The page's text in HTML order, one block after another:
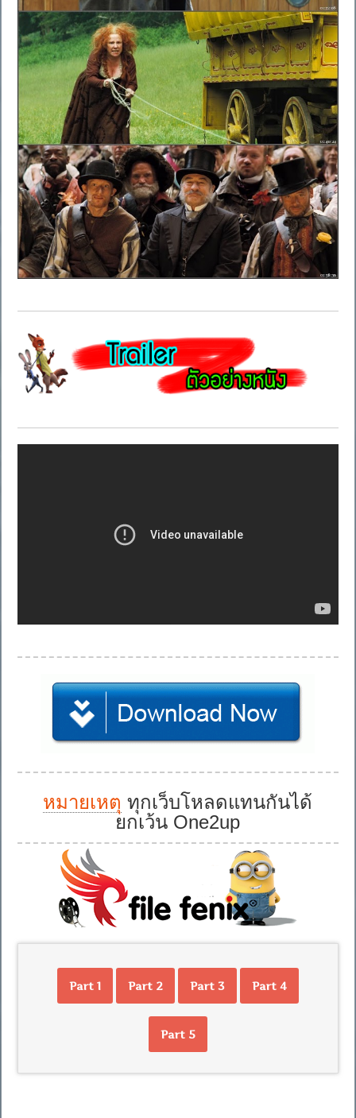
หมายเหตุ ทุกเว็บโหลดแทนกันได้
ยกเว้น One2up
Part 1 Part 2 Part 3 Part 4
Part 5